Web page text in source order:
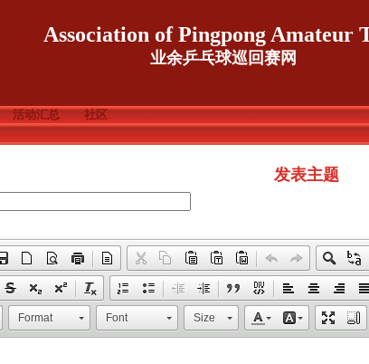
Association of Pingpong Amateur
业余乒乓球巡回赛网
活动汇总 社区
发表主题
Format Font Size